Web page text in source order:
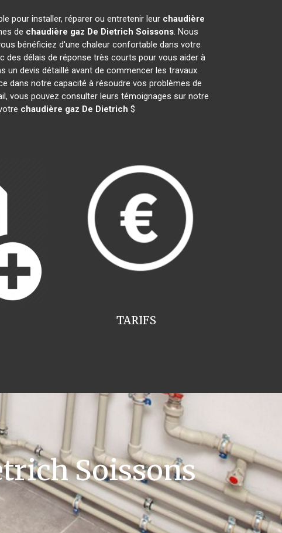
pour installer, réparer ou entretenir leur chaudière
de chaudière gaz De Dietrich Soissons. Nous
bénéficiez d'une chaleur confortable dans votre
des délais de réponse très courts pour vous aider à
devis détaillé avant de commencer les travaux.
dans notre capacité à résoudre vos problèmes de
vous pouvez consulter leurs témoignages sur notre
chaudière gaz De Dietrich $
TARIFS
Soissons